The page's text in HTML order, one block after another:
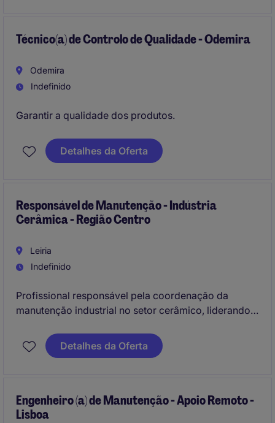
Técnico(a) de Controlo de Qualidade - Odemira
Odemira
Indefinido
Garantir a qualidade dos produtos.
Detalhes da Oferta
Responsável de Manutenção - Indústria
Cerâmica - Região Centro
Leiria
Indefinido
Profissional responsável pela coordenação da
manutenção industrial no setor cerâmico, liderando
corretivas e assegurando o bom funcionamento dos
equipamentos e infraestruturas. Gere recursos e
resolução de avarias para manter a continuidade da
produção.
Detalhes da Oferta
Engenheiro (a) de Manutenção - Apoio Remoto -
Lisboa